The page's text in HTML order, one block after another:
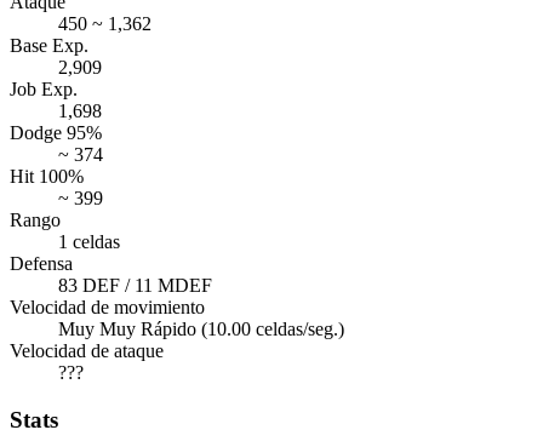
450 ~ 1,362
Base Exp.
2,909
Job Exp.
1,698
Dodge 95%
~ 374
Hit 100%
~ 399
Rango
1 celdas
Defensa
83 DEF / 11 MDEF
Velocidad de movimiento
Muy Muy Rápido (10.00 celdas/seg.)
Velocidad de ataque
???
Stats